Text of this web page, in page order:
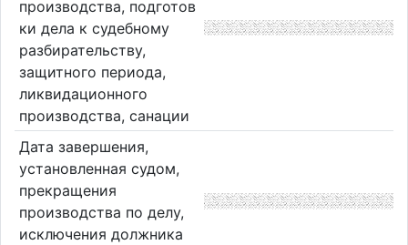
производства, подготов
ки дела к судебному
разбирательству,
защитного периода,
ликвидационного
производства, санации
Дата завершения,
установленная судом,
прекращения
производства по делу,
исключения должника